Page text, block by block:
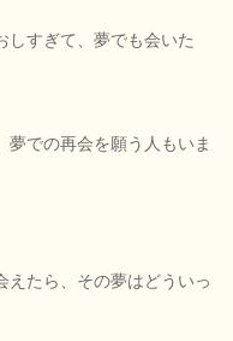
しすぎて、夢でも会いた
夢での再会を願う人もいま
えたら、その夢はどういっ